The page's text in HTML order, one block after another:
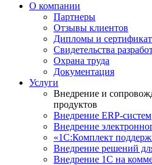
О компании
Партнеры
Отзывы клиентов
Дипломы и
Свидетельства
Охрана труда
Документация
Услуги
Внедрение и
продуктов
Внедрение ERP-систем
Внедрение
«1С:Комплект
Внедрение решений
Внедрение 1С на